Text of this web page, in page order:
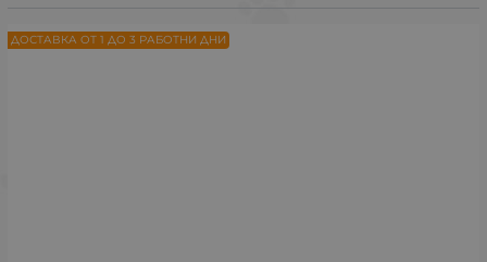
ДОСТАВКА ОТ 1 ДО 3 РАБОТНИ ДНИ